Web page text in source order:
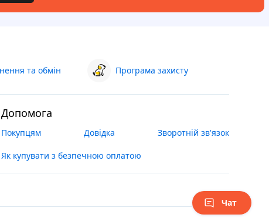
та обмін Програма захисту
Допомога
Покупцям Довідка Зворотній зв'язок
Як купувати з безпечною оплатою
Чат